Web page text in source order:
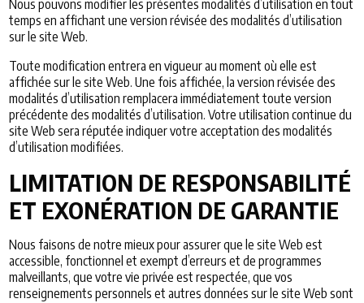
Nous pouvons modifier les présentes modalités d’utilisation en tout
temps en affichant une version révisée des modalités d’utilisation
sur le site Web.
Toute modification entrera en vigueur au moment où elle est
affichée sur le site Web. Une fois affichée, la version révisée des
modalités d’utilisation remplacera immédiatement toute version
précédente des modalités d’utilisation. Votre utilisation continue du
site Web sera réputée indiquer votre acceptation des modalités
d’utilisation modifiées.
LIMITATION DE RESPONSABILITÉ
ET EXONÉRATION DE GARANTIE
Nous faisons de notre mieux pour assurer que le site Web est
accessible, fonctionnel et exempt d’erreurs et de programmes
malveillants, que votre vie privée est respectée, que vos
renseignements personnels et autres données sur le site Web sont